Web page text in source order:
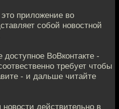
приложение во
собой новостной
ВоВконтакте -
требует чтобы
- и дальше читайте
действительно в